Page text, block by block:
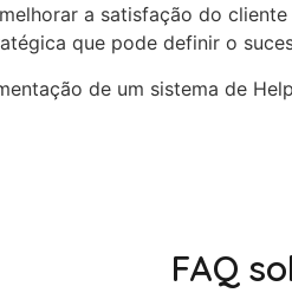
a satisfação do
que pode definir o
de um sistema de
FAQ